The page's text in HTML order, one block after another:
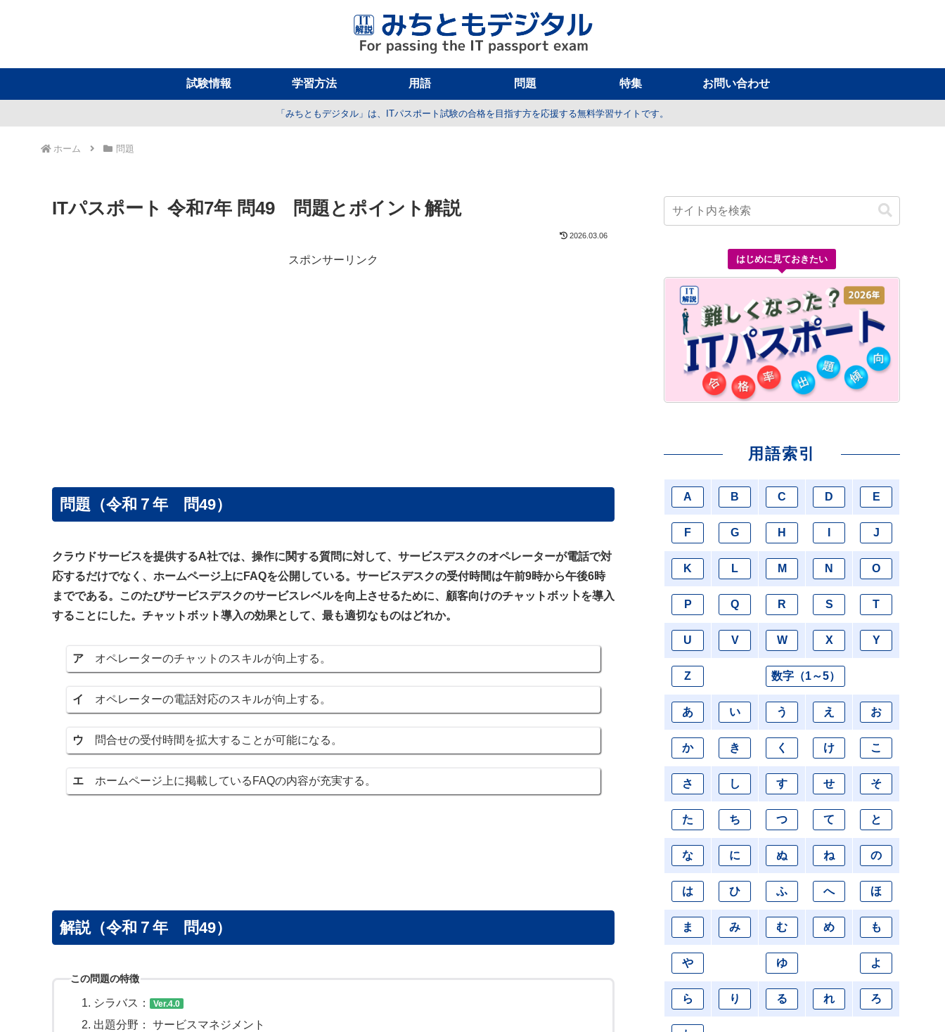
試験情報 学習方法 用語 問題 特集 お問い合わせ
「みちともデジタル」は、ITパスポート試験の合格を目指す方を応援する無料学習サイトです。
ホーム 問題
ITパスポート 令和7年 問49 問題とポイント解説
2026.03.06
スポンサーリンク
問題（令和７年 問49）
クラウドサービスを提供するA社では、操作に関する質問に対して、サービスデスクのオペレーターが電話で対
応するだけでなく、ホームページ上にFAQを公開している。サービスデスクの受付時間は午前9時から午後6時
までである。このたびサービスデスクのサービスレベルを向上させるために、顧客向けのチャットボッ卜を導入
することにした。チャットボット導入の効果として、最も適切なものはどれか。
ア オペレーターのチャットのスキルが向上する。
イ オペレーターの電話対応のスキルが向上する。
ウ 問合せの受付時間を拡大することが可能になる。
エ ホームページ上に掲載しているFAQの内容が充実する。
解説（令和７年 問49）
この問題の特徴
シラバス： Ver.4.0
出題分野： サービスマネジメント
はじめに見ておきたい
用語索引
A B C D E
F G H J
K L M N O
P Q R S T
U V W X Y
Z 数字（1～5）
あ い う え お
か き く け こ
さ し す せ そ
た ち つ て と
な に ぬ ね の
は ひ ふ へ ほ
ま み む め も
や ゆ よ
ら り る れ ろ